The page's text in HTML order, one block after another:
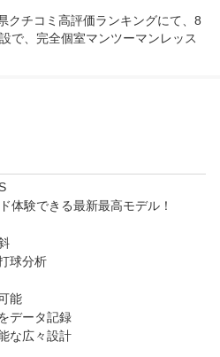
クチコミ高評価ランキングにて、8
で、完全個室マンツーマンレッス
体験できる最新最高モデル！
球分析
能
データ記録
な広々設計